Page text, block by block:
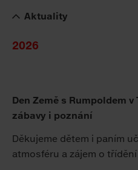
Aktuality
2026
Den Země s Rumpoldem
zábavy i poznání
Děkujeme dětem i paním
atmosféru a zájem o